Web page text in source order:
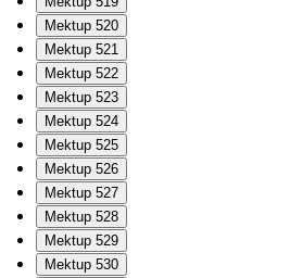
Mektup 520
Mektup 521
Mektup 522
Mektup 523
Mektup 524
Mektup 525
Mektup 526
Mektup 527
Mektup 528
Mektup 529
Mektup 530